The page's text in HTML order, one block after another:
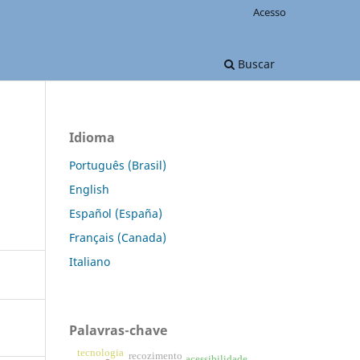
Buscar
Acesso
Idioma
Português (Brasil)
English
Español (España)
Français (Canada)
Italiano
Palavras-chave
recozimento
tecnologia